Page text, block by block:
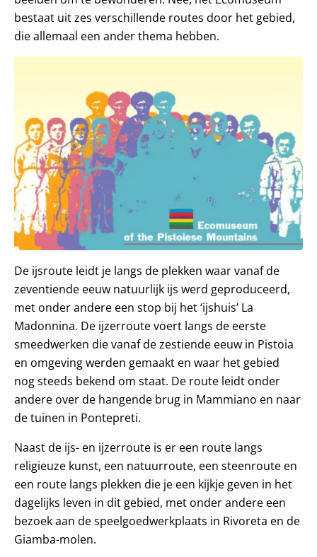
bestaat uit zes verschillende routes door het gebied,
die allemaal een ander thema hebben.
De ijsroute leidt je langs de plekken waar vanaf de
zeventiende eeuw natuurlijk ijs werd geproduceerd,
met onder andere een stop bij het ‘ijshuis’ La
Madonnina. De ijzerroute voert langs de eerste
smeedwerken die vanaf de zestiende eeuw in Pistoia
en omgeving werden gemaakt en waar het gebied
nog steeds bekend om staat. De route leidt onder
andere over de hangende brug in Mammiano en naar
de tuinen in Pontepreti.
Naast de ijs- en ijzerroute is er een route langs
religieuze kunst, een natuurroute, een steenroute en
een route langs plekken die je een kijkje geven in het
dagelijks leven in dit gebied, met onder andere een
bezoek aan de speelgoedwerkplaats in Rivoreta en de
Giamba-molen.